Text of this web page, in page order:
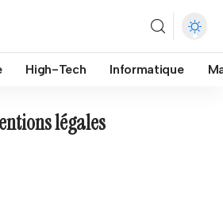
High-Tech Informatique
légales